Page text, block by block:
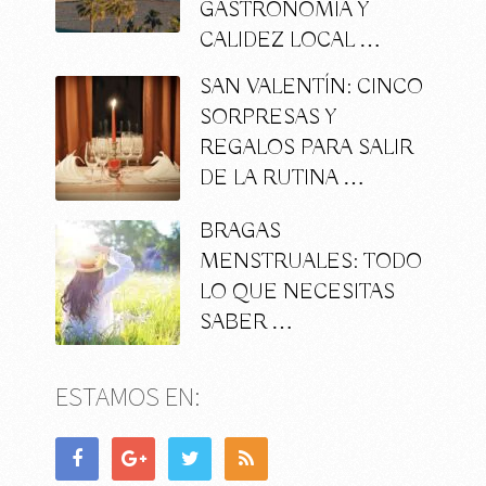
GASTRONOMÍA Y
CALIDEZ LOCAL …
SAN VALENTÍN: CINCO
SORPRESAS Y
REGALOS PARA SALIR
DE LA RUTINA …
BRAGAS
MENSTRUALES: TODO
LO QUE NECESITAS
SABER …
ESTAMOS EN: